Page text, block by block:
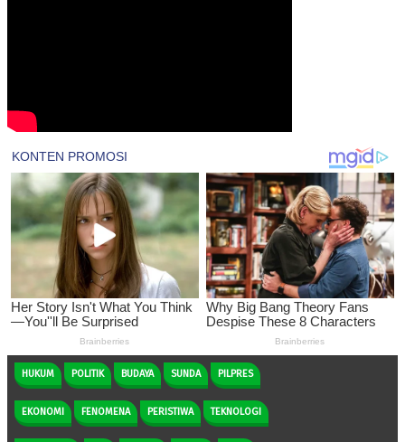
HUKUM POLITIK BUDAYA SUNDA PILPRES
EKONOMI FENOMENA PERISTIWA TEKNOLOGI